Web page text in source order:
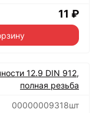
11 ₽
12.9 DIN 912,
полная резьба
00000009318шт